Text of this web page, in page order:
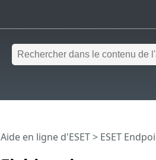
Aide en ligne d'ESET> ESET